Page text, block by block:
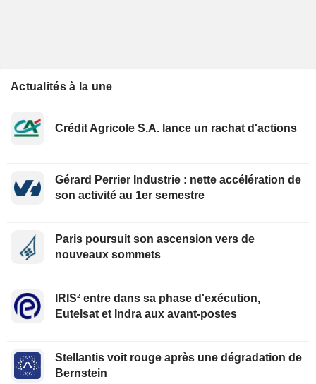
Actualités à la une
Crédit Agricole S.A. lance un rachat d'actions
Gérard Perrier Industrie : nette accélération de
son activité au 1er semestre
Paris poursuit son ascension vers de
nouveaux sommets
IRIS² entre dans sa phase d'exécution,
Eutelsat et Indra aux avant-postes
Stellantis voit rouge après une dégradation de
Bernstein